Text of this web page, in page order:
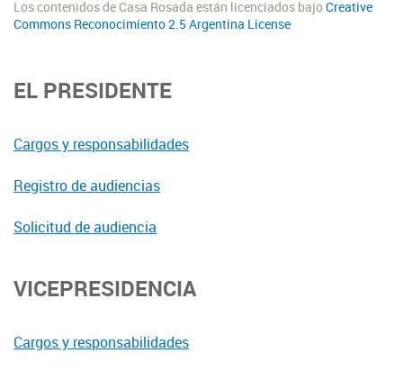
Los contenidos de Casa Rosada están licenciados bajoCreative
Commons Reconocimiento 2.5 Argentina License
EL PRESIDENTE
Cargos y responsabilidades
Registro de audiencias
Solicitud de audiencia
VICEPRESIDENCIA
Cargos y responsabilidades